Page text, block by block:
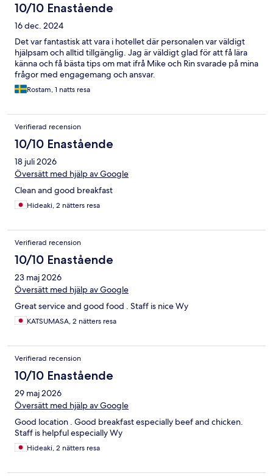
10/10 Enastående
16 dec. 2024
Det var fantastisk att vara i hotellet där personalen var väldigt
hjälpsam och alltid tillgänglig. Jag är väldigt glad för att få lära
känna och få bästa tips om mat ifrå Mike och Rin svarade på mina
frågor med engagemang och ansvar.
Rostam, 1 natts resa
Verifierad recension
10/10 Enastående
18 juli 2026
Översätt med hjälp av Google
Clean and good breakfast
Hideaki, 2 nätters resa
Verifierad recension
10/10 Enastående
23 maj 2026
Översätt med hjälp av Google
Great service and good food . Staff is nice Wy
KATSUMASA, 2 nätters resa
Verifierad recension
10/10 Enastående
29 maj 2026
Översätt med hjälp av Google
Good location . Good breakfast especially beef and chicken.
Staff is helpful especially Wy
Hideaki, 2 nätters resa